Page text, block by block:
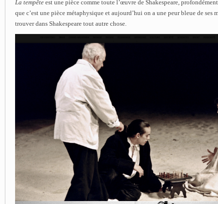
La tempête est une pièce comme toute l’œuvre de Shakespeare,
que c’est une pièce métaphysique et aujourd’hui on a une peur bleue de ses
trouver dans Shakespeare tout autre chose.